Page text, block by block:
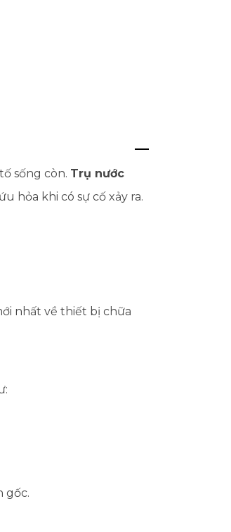
sống còn. Trụ nước
hỏa khi có sự cố xảy ra.
nhất về thiết bị chữa
gốc.